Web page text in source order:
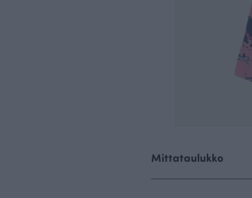
Mittataulukko